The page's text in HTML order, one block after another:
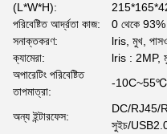
(L*W*H):
215*165*42
পরিবেষ্টিত আর্দ্রতা কাজ:
0 থেকে 93%
সনাক্তকরণ:
lris, মুখ,
ক্যামেরা:
lris : 2MP,
অপারেটিং পরিবেষ্টিত
তাপমাত্রা:
-10C~55℃
অন্য ইন্টারফেস:
DC/RJ45/
সুইচ/